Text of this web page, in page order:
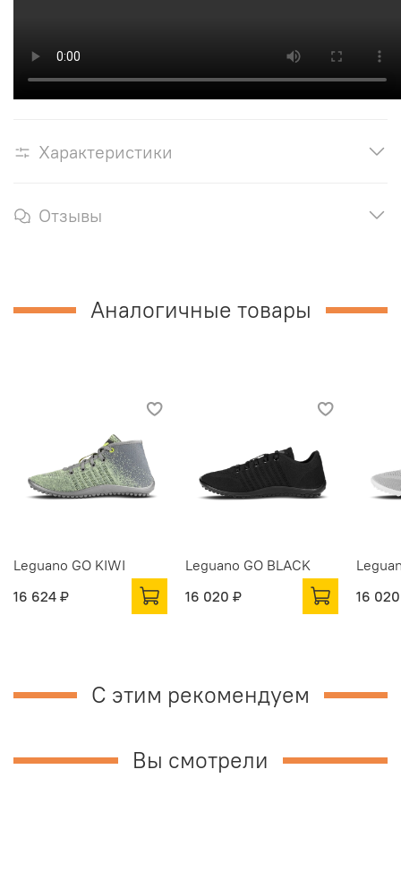
Характеристики
Отзывы
Аналогичные товары
Leguano GO KIWI
16 624 ₽
Leguano GO BLACK
16 020 ₽
16
С этим рекомендуем
Вы смотрели